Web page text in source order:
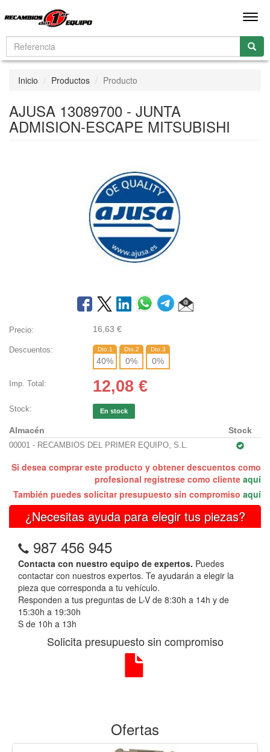
Inicio Productos Producto
AJUSA 13089700 - JUNTA
ADMISION-ESCAPE MITSUBISHI
Precio: 16,63 €
Descuentos: Dto.1
40%
Dto.2
0%
Dto.3
0%
Imp. Total: 12,08 €
Stock: En stock
Almacén Stock
00001 - RECAMBIOS DEL PRIMER EQUIPO, S.L.
Si desea comprar este producto y obtener descuentos como
profesional regístrese como cliente aquí
También puedes solicitar presupuesto sin compromiso aquí
¿Necesitas ayuda para elegir tus piezas?
987 456 945
Contacta con nuestro equipo de expertos. Puedes
contactar con nuestros expertos. Te ayudarán a elegir la
pieza que corresponda a tu vehículo.
Responden a tus preguntas de L-V de 8:30h a 14h y de
15:30h a 19:30h
S de 10h a 13h
Solicita presupuesto sin compromiso
Ofertas